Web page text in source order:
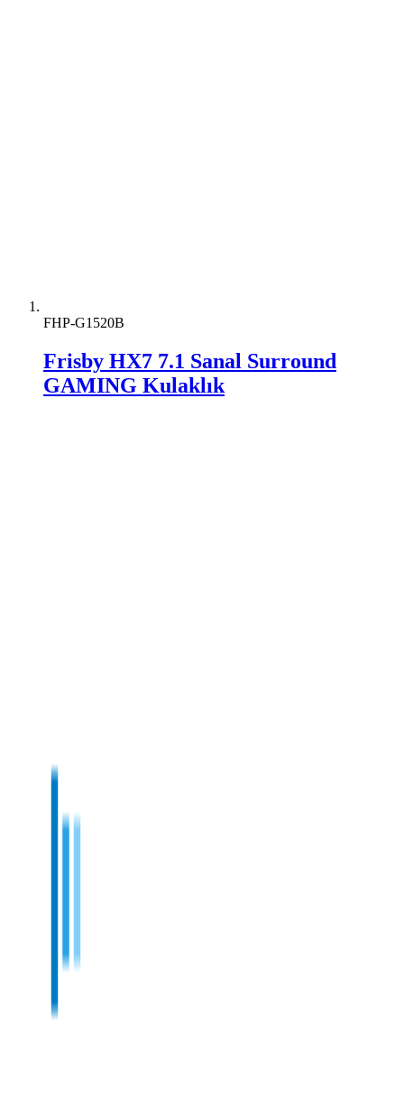
FHP-G1520B
Frisby HX7 7.1 Sanal Surround
GAMING Kulaklık